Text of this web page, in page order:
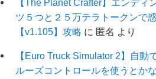
【The Planet Crafter】エンディ
ツ５つと２５万テラトークンで
【v1.105】攻略 に 匿名 より
【Euro Truck Simulator 2】自動
ルーズコントロールを使うとか